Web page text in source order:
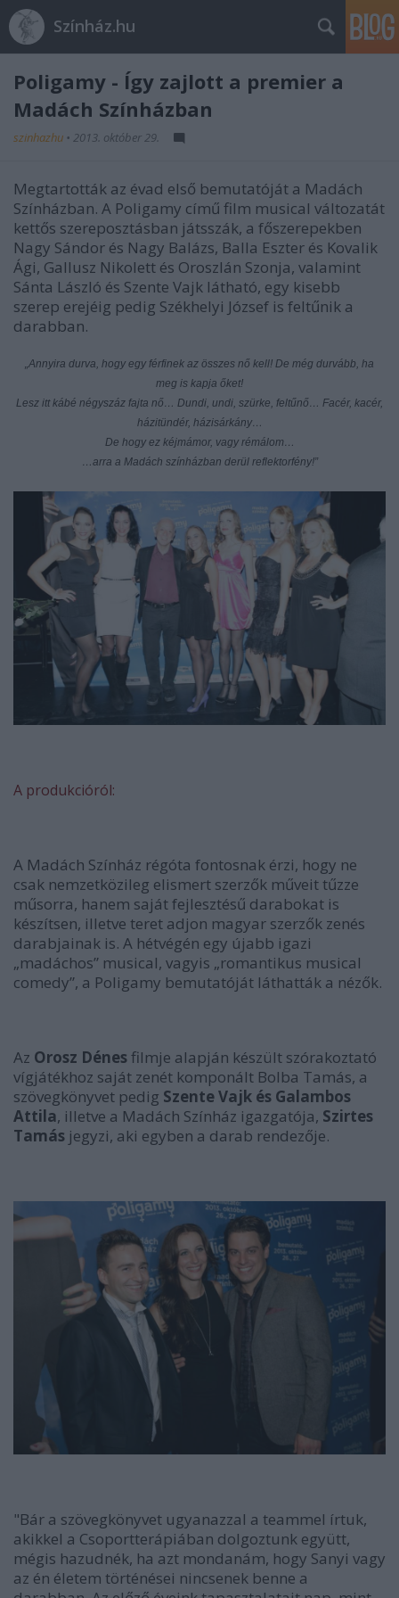
Színház.hu
Poligamy - Így zajlott a premier a
Madách Színházban
szinhazhu • 2013. október 29.
Megtartották az évad első bemutatóját a Madách
Színházban. A Poligamy című film musical változatát
kettős szereposztásban játsszák, a főszerepekben
Nagy Sándor és Nagy Balázs, Balla Eszter és Kovalik
Ági, Gallusz Nikolett és Oroszlán Szonja, valamint
Sánta László és Szente Vajk látható, egy kisebb
szerep erejéig pedig Székhelyi József is feltűnik a
darabban.
„Annyira durva, hogy egy férfinek az összes nő kell! De még durvább, ha
meg is kapja őket!
Lesz itt kábé négyszáz fajta nő… Dundi, undi, szürke, feltűnő… Facér, kacér,
házitündér, házisárkány…
De hogy ez kéjmámor, vagy rémálom…
…arra a Madách színházban derül reflektorfény!”
A produkcióról:
A Madách Színház régóta fontosnak érzi, hogy ne
csak nemzetközileg elismert szerzők műveit tűzze
műsorra, hanem saját fejlesztésű darabokat is
készítsen, illetve teret adjon magyar szerzők zenés
darabjainak is. A hétvégén egy újabb igazi
„madáchos” musical, vagyis „romantikus musical
comedy”, a Poligamy bemutatóját láthatták a nézők.
Az Orosz Dénesfilmje alapján készült szórakoztató
vígjátékhoz saját zenét komponált Bolba Tamás, a
szövegkönyvet pedig Szente Vajk és Galambos
Attila, illetve a Madách Színház igazgatója, Szirtes
Tamás jegyzi, aki egyben a darab rendezője.
"Bár a szövegkönyvet ugyanazzal a teammel írtuk,
akikkel a Csoportterápiában dolgoztunk együtt,
mégis hazudnék, ha azt mondanám, hogy Sanyi vagy
az én életem történései nincsenek benne a